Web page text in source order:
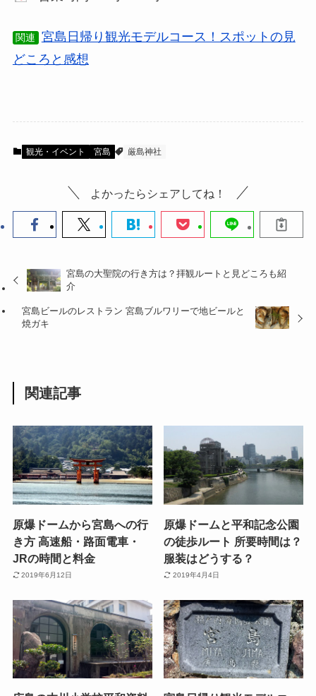
関連
宮島日帰り観光モデルコース！スポットの見
どころと感想
観光・イベント 宮島 厳島神社
よかったらシェアしてね！
宮島の大聖院の行き方は？拝観ルートと見どころも紹
介
宮島ビールのレストラン 宮島ブルワリーで地ビールと
焼ガキ
関連記事
原爆ドームから宮島への行
き方 高速船・路面電車・
JRの時間と料金
2019年6月12日
原爆ドームと平和記念公園
の徒歩ルート 所要時間は？
服装はどうする？
2019年4月4日